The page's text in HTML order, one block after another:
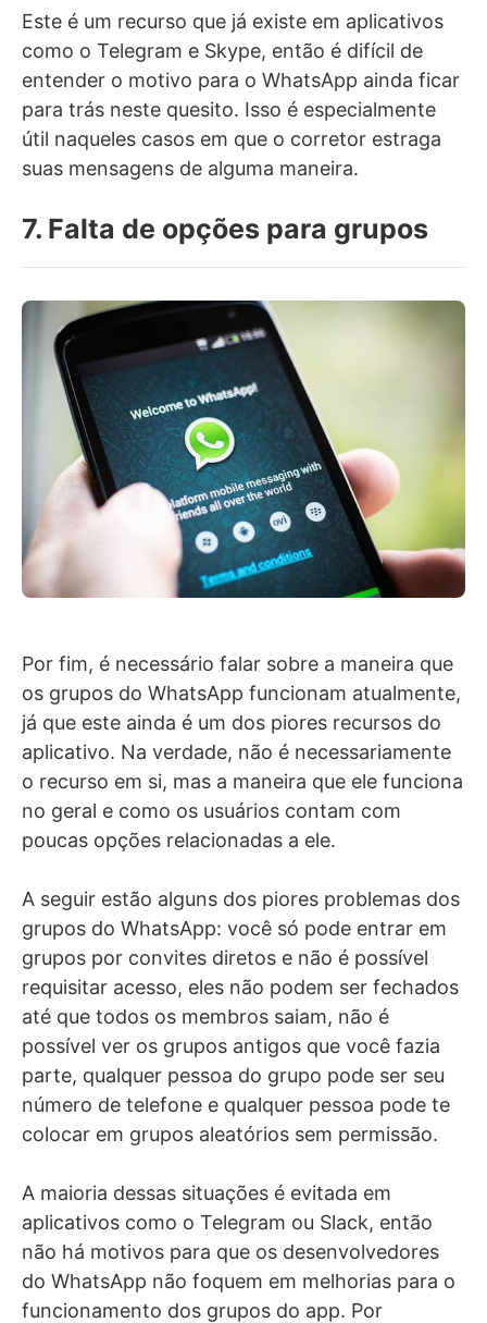
Este é um recurso que já existe em aplicativos
como o Telegram e Skype, então é difícil de
entender o motivo para o WhatsApp ainda ficar
para trás neste quesito. Isso é especialmente
útil naqueles casos em que o corretor estraga
suas mensagens de alguma maneira.
7. Falta de opções para grupos
Por fim, é necessário falar sobre a maneira que
os grupos do WhatsApp funcionam atualmente,
já que este ainda é um dos piores recursos do
aplicativo. Na verdade, não é necessariamente
o recurso em si, mas a maneira que ele funciona
no geral e como os usuários contam com
poucas opções relacionadas a ele.
A seguir estão alguns dos piores problemas dos
grupos do WhatsApp: você só pode entrar em
grupos por convites diretos e não é possível
requisitar acesso, eles não podem ser fechados
até que todos os membros saiam, não é
possível ver os grupos antigos que você fazia
parte, qualquer pessoa do grupo pode ser seu
número de telefone e qualquer pessoa pode te
colocar em grupos aleatórios sem permissão.
A maioria dessas situações é evitada em
aplicativos como o Telegram ou Slack, então
não há motivos para que os desenvolvedores
do WhatsApp não foquem em melhorias para o
funcionamento dos grupos do app. Por